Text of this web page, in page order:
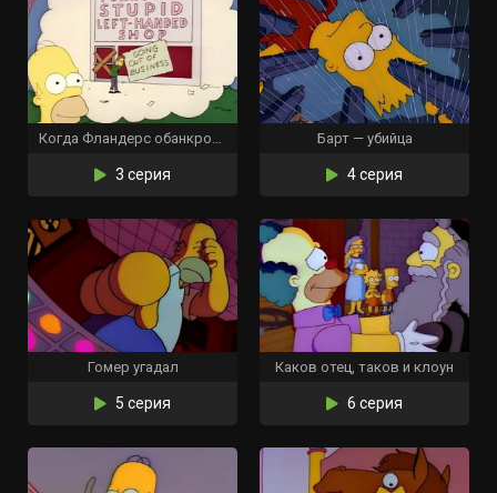
Когда Фландерс обанкротился
3 серия
Барт — убийца
4 серия
Гомер угадал
5 серия
Каков отец, таков и клоун
6 серия